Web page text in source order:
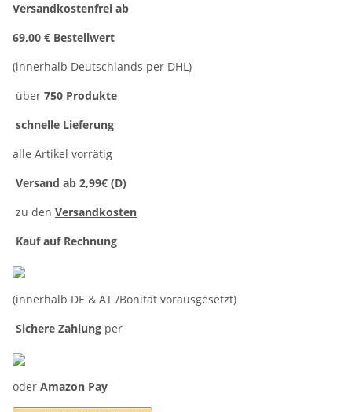
Versandkostenfrei ab
69,00 € Bestellwert
(innerhalb Deutschlands per DHL)
über 750 Produkte
schnelle Lieferung
alle Artikel vorrätig
Versand ab 2,99€ (D)
zu den Versandkosten
Kauf auf Rechnung
(innerhalb DE & AT /Bonität vorausgesetzt)
Sichere Zahlung per
oder Amazon Pay